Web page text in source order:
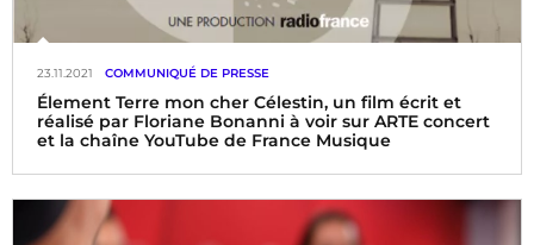
Élement Terre mon cher Célestin, un film écrit et
réalisé par Floriane Bonanni à voir sur ARTE concert
et la chaîne YouTube de France Musique
23.11.2021 COMMUNIQUÉ DE PRESSE